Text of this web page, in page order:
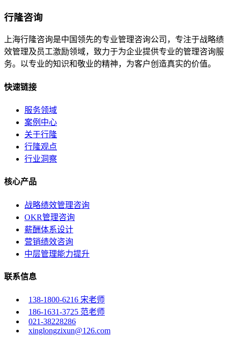
行隆咨询
上海行隆咨询是中国领先的专业管理咨询公司，专注于战略绩
效管理及员工激励领域，致力于为企业提供专业的管理咨询服
务。以专业的知识和敬业的精神，为客户创造真实的价值。
快速链接
服务领域
案例中心
关于行隆
行隆观点
行业洞察
核心产品
战略绩效管理咨询
OKR管理咨询
薪酬体系设计
营销绩效咨询
中层管理能力提升
联系信息
138-1800-6216 宋老师
186-1631-3725 范老师
021-38228286
xinglongzixun@126.com